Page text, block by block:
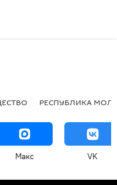
РЕСПУБЛИКА
Макс VK